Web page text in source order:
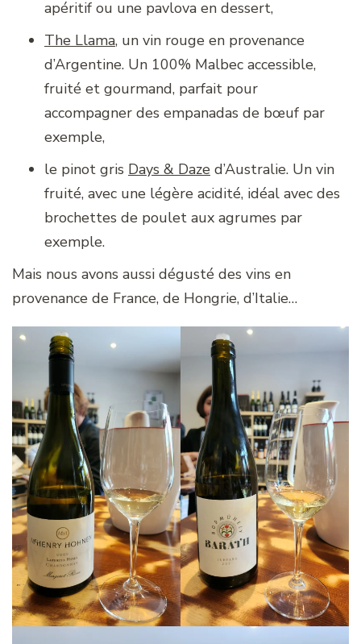
apéritif ou une pavlova en dessert,
The Llama, un vin rouge en provenance
d’Argentine. Un 100% Malbec accessible,
fruité et gourmand, parfait pour
accompagner des empanadas de bœuf par
exemple,
le pinot gris Days & Daze d’Australie. Un vin
fruité, avec une légère acidité, idéal avec des
brochettes de poulet aux agrumes par
exemple.
Mais nous avons aussi dégusté des vins en
provenance de France, de Hongrie, d’Italie…